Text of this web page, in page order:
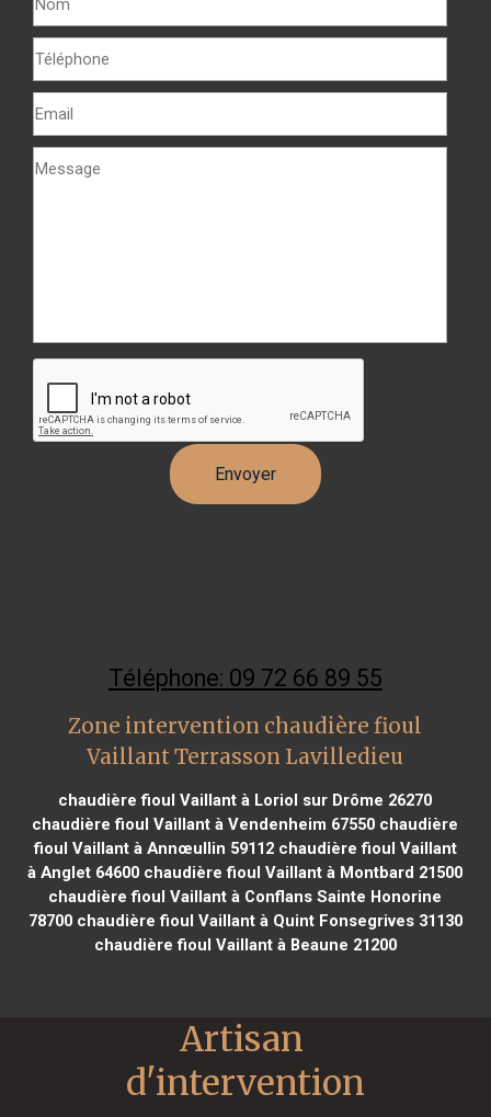
Téléphone: 09 72 66 89 55
Zone intervention chaudière fioul
Vaillant Terrasson Lavilledieu
chaudière fioul Vaillant à Loriol sur Drôme 26270
chaudière fioul Vaillant à Vendenheim 67550 chaudière
fioul Vaillant à Annœullin 59112chaudière fioul Vaillant
à Anglet 64600 chaudière fioul Vaillant à Montbard 21500
chaudière fioul Vaillant à Conflans Sainte Honorine
78700chaudière fioul Vaillant à Quint Fonsegrives 31130
chaudière fioul Vaillant à Beaune 21200
Artisan
d'intervention